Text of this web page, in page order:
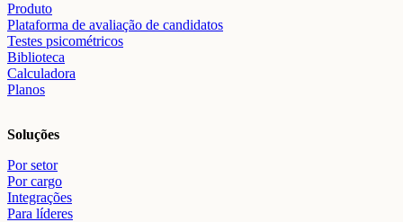
Produto
Plataforma de avaliação de candidatos
Testes psicométricos
Biblioteca
Calculadora
Planos
Soluções
Por setor
Por cargo
Integrações
Para líderes